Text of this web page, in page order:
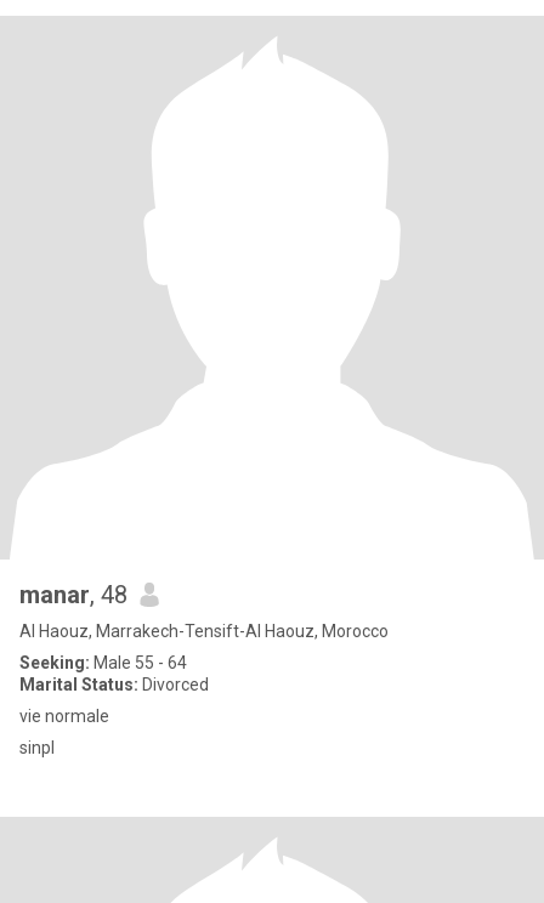
manar, 48
Al Haouz, Marrakech-Tensift-Al Haouz, Morocco
Seeking: Male 55 - 64
Marital Status: Divorced
vie normale
sinpl